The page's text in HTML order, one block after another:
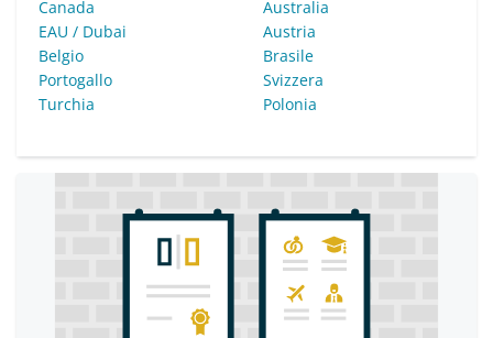
Canada
Australia
EAU / Dubai
Austria
Belgio
Brasile
Portogallo
Svizzera
Turchia
Polonia